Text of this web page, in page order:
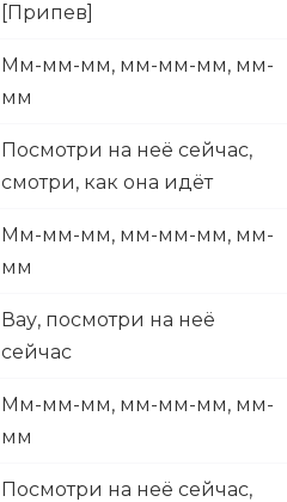
[Припев]
Мм-мм-мм, мм-мм-мм, мм-
мм
Посмотри на неё сейчас,
смотри, как она идёт
Мм-мм-мм, мм-мм-мм, мм-
мм
Вау, посмотри на неё
сейчас
Мм-мм-мм, мм-мм-мм, мм-
мм
Посмотри на неё сейчас,